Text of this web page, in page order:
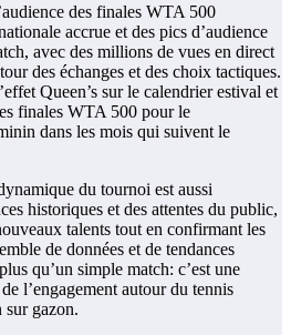
des finales WTA 500
accrue et des pics d’audience
avec des millions de vues en direct
des échanges et des choix tactiques.
Queen’s sur le calendrier estival et
finales WTA 500 pour le
dans les mois qui suivent le
du tournoi est aussi
historiques et des attentes du public,
talents tout en confirmant les
de données et de tendances
qu’un simple match: c’est une
l’engagement autour du tennis
sur gazon.